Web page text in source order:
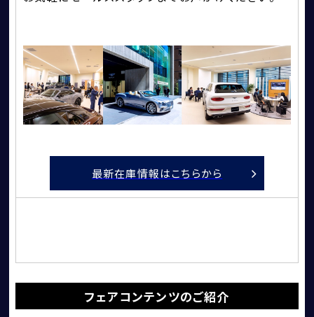
最新在庫情報はこちらから
フェアコンテンツのご紹介